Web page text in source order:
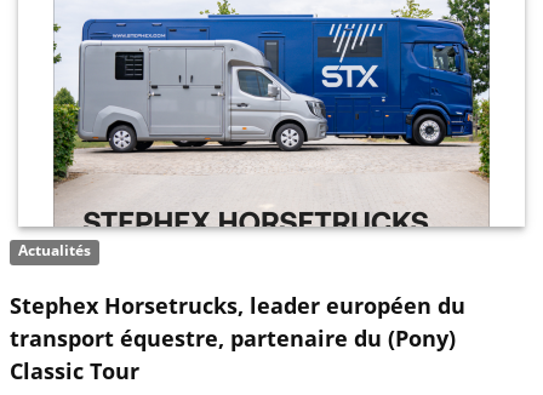
Actualités
Stephex Horsetrucks, leader européen du
transport équestre, partenaire du (Pony)
Classic Tour